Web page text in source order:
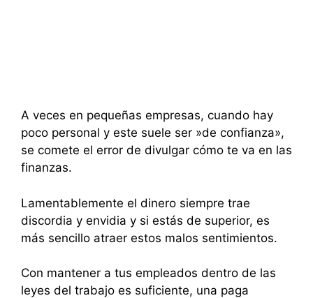
A veces en pequeñas empresas, cuando hay
poco personal y este suele ser »de confianza»,
se comete el error de divulgar cómo te va en las
finanzas.
Lamentablemente el dinero siempre trae
discordia y envidia y si estás de superior, es
más sencillo atraer estos malos sentimientos.
Con mantener a tus empleados dentro de las
leyes del trabajo es suficiente, una paga